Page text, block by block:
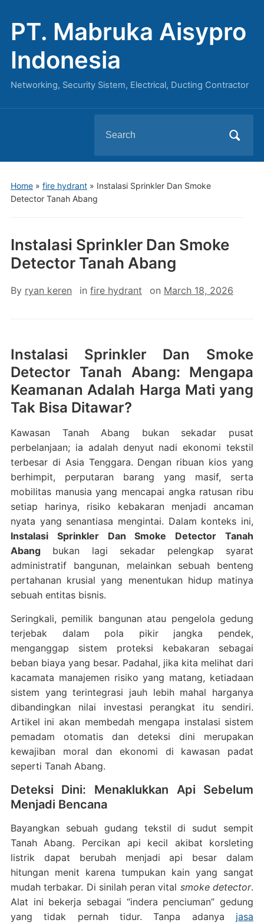
PT. Mabruka Aisypro
Indonesia
Networking, Security Sistem, Electrical, Ducting Contractor
for:
Home» fire hydrant» Instalasi Sprinkler Dan Smoke
Detector Tanah Abang
Instalasi Sprinkler Dan Smoke
Detector Tanah Abang
By ryan keren in fire hydrant on March 18, 2026
Instalasi Sprinkler Dan Smoke
Detector Tanah Abang: Mengapa
Keamanan Adalah Harga Mati yang
Tak Bisa Ditawar?
Kawasan Tanah Abang bukan sekadar pusat
perbelanjaan; ia adalah denyut nadi ekonomi tekstil
terbesar di Asia Tenggara. Dengan ribuan kios yang
berhimpit, perputaran barang yang masif, serta
mobilitas manusia yang mencapai angka ratusan ribu
setiap harinya, risiko kebakaran menjadi ancaman
nyata yang senantiasa mengintai. Dalam konteks ini,
Instalasi Sprinkler Dan Smoke Detector Tanah
Abangbukan lagi sekadar pelengkap syarat
administratif bangunan, melainkan sebuah benteng
pertahanan krusial yang menentukan hidup matinya
sebuah entitas bisnis.
Seringkali, pemilik bangunan atau pengelola gedung
terjebak dalam pola pikir jangka pendek,
menganggap sistem proteksi kebakaran sebagai
beban biaya yang besar. Padahal, jika kita melihat dari
kacamata manajemen risiko yang matang, ketiadaan
sistem yang terintegrasi jauh lebih mahal harganya
dibandingkan nilai investasi perangkat itu sendiri.
Artikel ini akan membedah mengapa instalasi sistem
pemadam otomatis dan deteksi dini merupakan
kewajiban moral dan ekonomi di kawasan padat
seperti Tanah Abang.
Deteksi Dini: Menaklukkan Api Sebelum
Menjadi Bencana
Bayangkan sebuah gudang tekstil di sudut sempit
Tanah Abang. Percikan api kecil akibat korsleting
listrik dapat berubah menjadi api besar dalam
hitungan menit karena tumpukan kain yang sangat
mudah terbakar. Di sinilah peran vital smoke detector.
Alat ini bekerja sebagai “indera penciuman” gedung
yang tidak pernah tidur. Tanpa adanya jasa